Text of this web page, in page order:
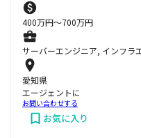
400万円〜700万円
サーバーエンジニア, インフラ
愛知県
エージェントに
お問い合わせする
お気に入り